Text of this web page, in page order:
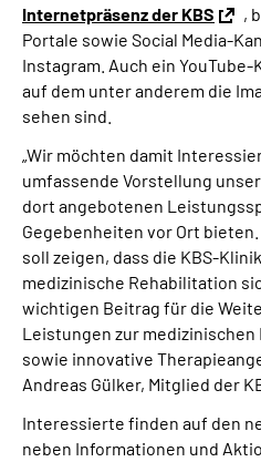
Suche
Internetpräsenz der KBS
,
Portale sowie Social Media-
Instagram. Auch ein
auf dem unter anderem die
sehen sind.
„Wir möchten damit
umfassende Vorstellung
dort angebotenen
Gegebenheiten vor Ort
soll zeigen, dass die KBS-
medizinische Rehabilitation
wichtigen Beitrag für die
Leistungen zur
sowie innovative
Andreas Gülker, Mitglied der
Interessierte finden auf den
neben Informationen und